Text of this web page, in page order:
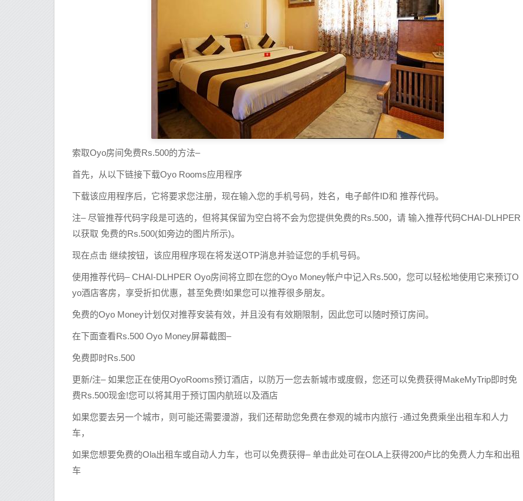
索取Oyo房间免费Rs.500的方法–
首先，从以下链接下载Oyo Rooms应用程序
下载该应用程序后，它将要求您注册，现在输入您的手机号码，姓名，电子邮件ID和 推荐代码。
注– 尽管推荐代码字段是可选的，但将其保留为空白将不会为您提供免费的Rs.500，请 输入推荐代码CHAI-DLHPER
以获取 免费的Rs.500(如旁边的图片所示)。
现在点击 继续按钮，该应用程序现在将发送OTP消息并验证您的手机号码。
使用推荐代码– CHAI-DLHPER Oyo房间将立即在您的Oyo Money帐户中记入Rs.500，您可以轻松地使用它来预订O
yo酒店客房，享受折扣优惠，甚至免费!如果您可以推荐很多朋友。
免费的Oyo Money计划仅对推荐安装有效，并且没有有效期限制，因此您可以随时预订房间。
在下面查看Rs.500 Oyo Money屏幕截图–
免费即时Rs.500
更新/注– 如果您正在使用OyoRooms预订酒店，以防万一您去新城市或度假，您还可以免费获得MakeMyTrip即时免
费Rs.500现金!您可以将其用于预订国内航班以及酒店
如果您要去另一个城市，则可能还需要漫游，我们还帮助您免费在参观的城市内旅行 -通过免费乘坐出租车和人力
车，
如果您想要免费的Ola出租车或自动人力车，也可以免费获得– 单击此处可在OLA上获得200卢比的免费人力车和出租
车